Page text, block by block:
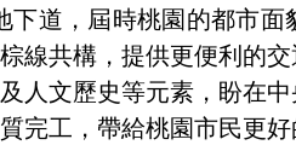
道，屆時桃園的都市
線共構，提供更便利的
人文歷史等元素，盼在
完工，帶給桃園市民更好